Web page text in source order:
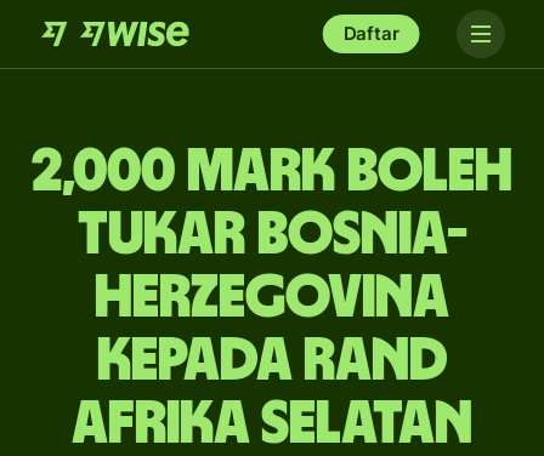
Daftar
2,000 mark boleh
tukar Bosnia-
Herzegovina
kepada rand
Afrika Selatan